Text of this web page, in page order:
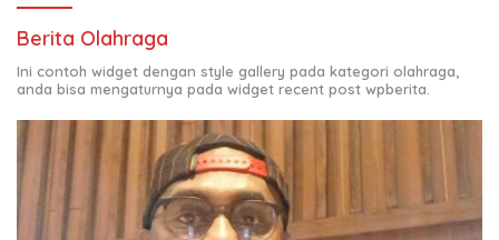
Berita Olahraga
Ini contoh widget dengan style gallery pada kategori olahraga,
anda bisa mengaturnya pada widget recent post wpberita.